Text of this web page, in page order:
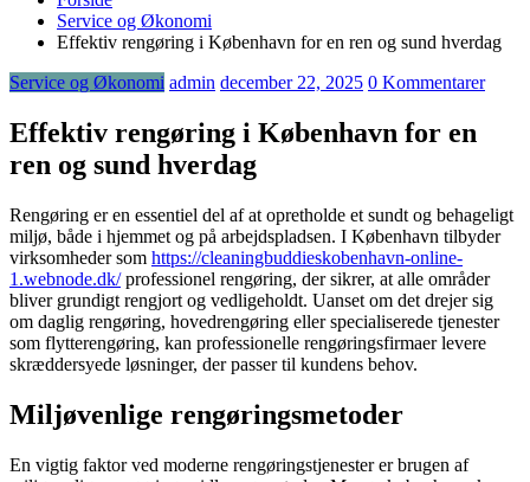
Service og Økonomi
Effektiv rengøring i København for en ren og sund hverdag
Service og Økonomi admin december 22, 2025 0 Kommentarer
Effektiv rengøring i København for en
ren og sund hverdag
Rengøring er en essentiel del af at opretholde et sundt og behageligt
miljø, både i hjemmet og på arbejdspladsen. I København tilbyder
virksomheder som https://cleaningbuddieskobenhavn-online-
1.webnode.dk/professionel rengøring, der sikrer, at alle områder
bliver grundigt rengjort og vedligeholdt. Uanset om det drejer sig
om daglig rengøring, hovedrengøring eller specialiserede tjenester
som flytterengøring, kan professionelle rengøringsfirmaer levere
skræddersyede løsninger, der passer til kundens behov.
Miljøvenlige rengøringsmetoder
En vigtig faktor ved moderne rengøringstjenester er brugen af